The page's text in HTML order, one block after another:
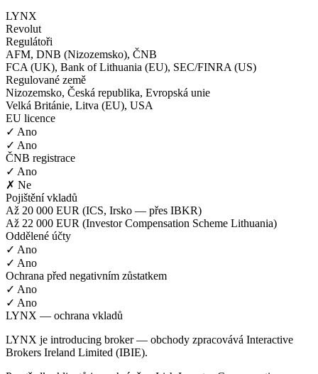
LYNX
Revolut
Regulátoři
AFM, DNB (Nizozemsko), ČNB
FCA (UK), Bank of Lithuania (EU), SEC/FINRA (US)
Regulované země
Nizozemsko, Česká republika, Evropská unie
Velká Británie, Litva (EU), USA
EU licence
✓ Ano
✓ Ano
ČNB registrace
✓ Ano
✗ Ne
Pojištění vkladů
Až 20 000 EUR (ICS, Irsko — přes IBKR)
Až 22 000 EUR (Investor Compensation Scheme Lithuania)
Oddělené účty
✓ Ano
✓ Ano
Ochrana před negativním zůstatkem
✓ Ano
✓ Ano
LYNX — ochrana vkladů
LYNX je introducing broker — obchody zpracovává Interactive
Brokers Ireland Limited (IBIE).